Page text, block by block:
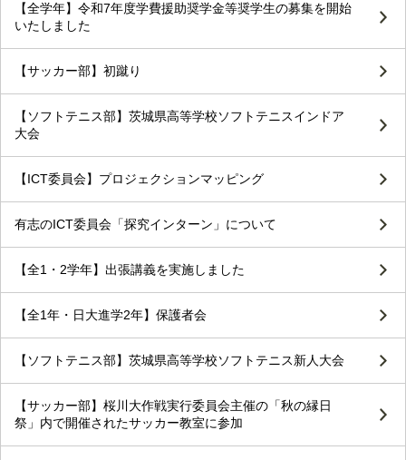
【全学年】令和7年度学費援助奨学金等奨学生の募集を開始
いたしました
【サッカー部】初蹴り
【ソフトテニス部】茨城県高等学校ソフトテニスインドア
大会
【ICT委員会】プロジェクションマッピング
有志のICT委員会「探究インターン」について
【全1・2学年】出張講義を実施しました
【全1年・日大進学2年】保護者会
【ソフトテニス部】茨城県高等学校ソフトテニス新人大会
【サッカー部】桜川大作戦実行委員会主催の「秋の縁日
祭」内で開催されたサッカー教室に参加